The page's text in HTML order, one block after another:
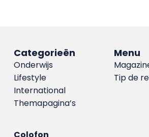
Menu
Tip de
Categorieën
Onderwijs
Lifestyle
International
Themapagina’s